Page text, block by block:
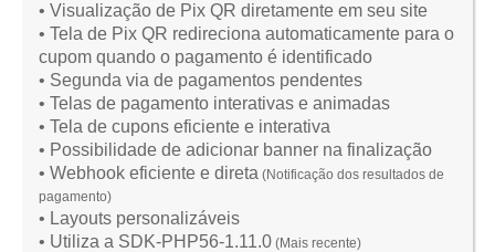
• Visualização de Pix QR diretamente em seu site
• Tela de Pix QR redireciona automaticamente para o
cupom quando o pagamento é identificado
• Segunda via de pagamentos pendentes
• Telas de pagamento interativas e animadas
• Tela de cupons eficiente e interativa
• Possibilidade de adicionar banner na finalização
• Webhook eficiente e direta (Notificação dos resultados de
pagamento)
• Layouts personalizáveis
• Utiliza a SDK-PHP56-1.11.0 (Mais recente)